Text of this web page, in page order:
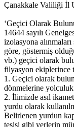
Çanakkale Valiliği İl
‘Geçici Olarak
14644 sayılı
izolasyona
göre, göstermiş
vb.) geçici olarak
filyasyon ekiplerince
1. Geçici olarak
dönmelerine
2. İlimizde asıl
yurdu olarak
Belirlenen yurdun
tesisi gibi yerlerin